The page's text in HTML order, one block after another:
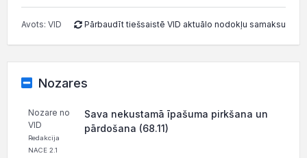
Avots: VID Pārbaudīt tiešsaistē VID aktuālo nodokļu samaksu
Nozares
Nozare no
VID
Redakcija
NACE 2.1
Sava nekustamā īpašuma pirkšana un
pārdošana (68.11)